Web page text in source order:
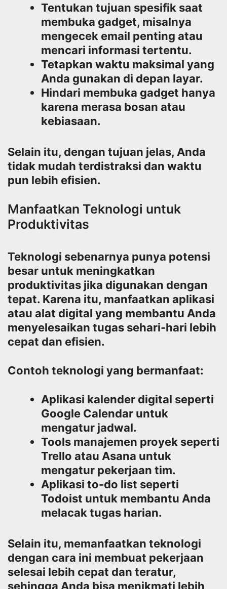
Tentukan tujuan spesifik saat
membuka gadget, misalnya
mengecek email penting atau
mencari informasi tertentu.
Tetapkan waktu maksimal yang
Anda gunakan di depan layar.
Hindari membuka gadget hanya
karena merasa bosan atau
kebiasaan.
Selain itu, dengan tujuan jelas, Anda
tidak mudah terdistraksi dan waktu
pun lebih efisien.
Manfaatkan Teknologi untuk
Produktivitas
Teknologi sebenarnya punya potensi
besar untuk meningkatkan
produktivitas jika digunakan dengan
tepat. Karena itu, manfaatkan aplikasi
atau alat digital yang membantu Anda
menyelesaikan tugas sehari-hari lebih
cepat dan efisien.
Contoh teknologi yang bermanfaat:
Aplikasi kalender digital seperti
Google Calendar untuk
mengatur jadwal.
Tools manajemen proyek seperti
Trello atau Asana untuk
mengatur pekerjaan tim.
Aplikasi to-do list seperti
Todoist untuk membantu Anda
melacak tugas harian.
Selain itu, memanfaatkan teknologi
dengan cara ini membuat pekerjaan
selesai lebih cepat dan teratur,
sehingga Anda bisa menikmati lebih